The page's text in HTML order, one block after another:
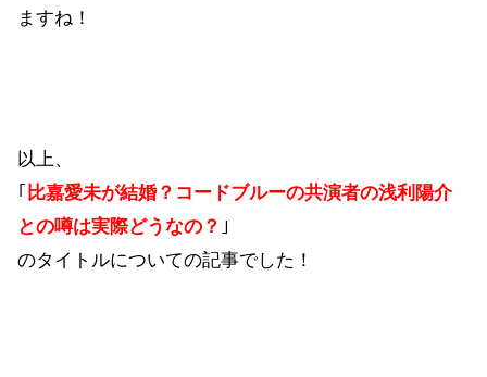
ますね！
以上、
｢ 比嘉愛未が結婚？コードブルーの共演者の浅利陽介
との噂は実際どうなの？ ｣
のタイトルについての記事でした！